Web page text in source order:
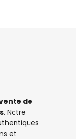
de
. Notre
et